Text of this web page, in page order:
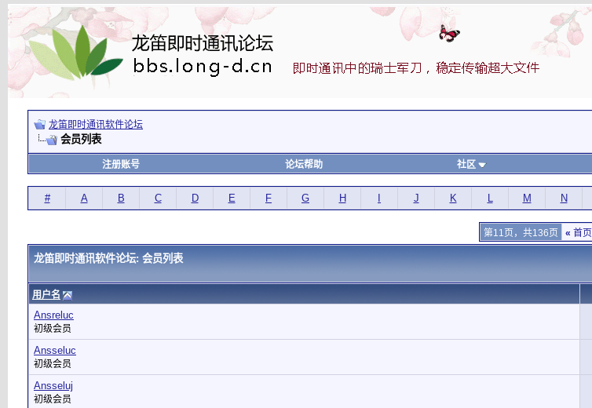
龙笛即时通讯软件论坛
会员列表
注册账号 论坛帮助 社区
# A B C D E F G H J K L M N
第11页，共136页 « 首页
龙笛即时通讯软件论坛: 会员列表
用户名
Ansreluc
初级会员
Ansseluc
初级会员
Ansseluj
初级会员